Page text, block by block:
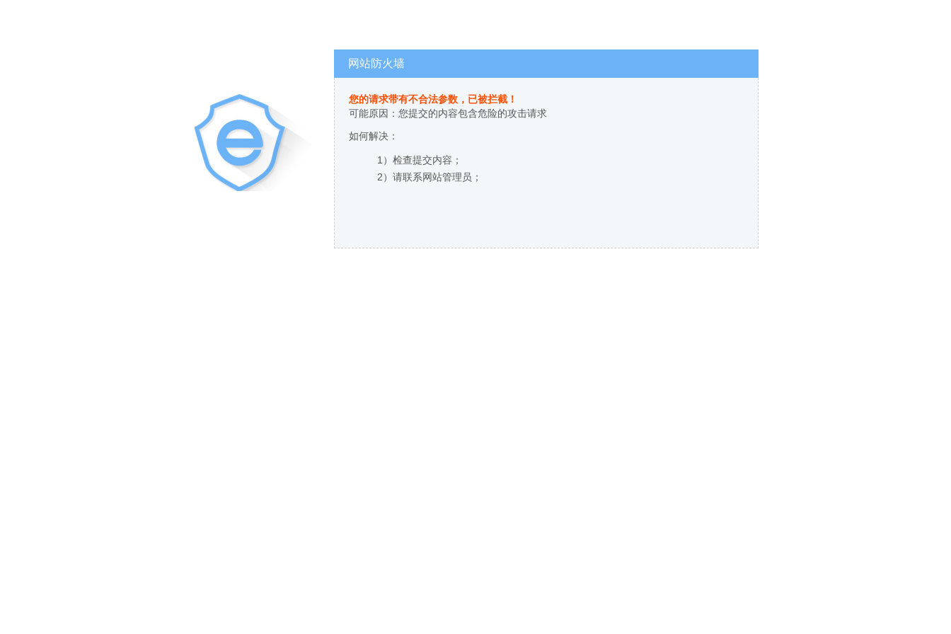
网站防火墙
您的请求带有不合法参数，已被拦截！
可能原因：您提交的内容包含危险的攻击请求
如何解决：
1）检查提交内容；
2）请联系网站管理员；